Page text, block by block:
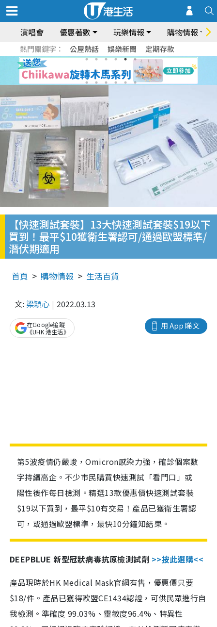
演唱會 優惠著數 玩樂情報 購物情報
熱門關鍵字： 公屋熱話 娛樂新聞 定期存款
【快速測試套裝】13大快速測試套裝$19以下
買到！最平$10獲衛生署認可/通過歐盟標準/
潛伏期適用
首頁 購物情報 生活百貨
文: 梁穎心 2022.03.13
用 App 睇文
在Google追蹤
《UHK 港生活》
第5波疫情仍嚴峻，Omicron感染力強，確診個案數
字持續高企。不少市民購買快速測試「看門口」或
陽性後作每日檢測。精選13款優惠價快速測試套裝
$19以下買到，最平$10有交易！產品已獲衛生署認
可，或通過歐盟標準，最快10分鐘知結果。
DEEPBLUE 新型冠狀病毒抗原檢測試劑 >>按此選購<<
產品現時於HK Medical Mask官網有售，優惠價只要
$18/件。產品已獲得歐盟CE1434認證，可供民眾進行自
我檢測。準確度 99.03%、靈敏度96.4%、特異性